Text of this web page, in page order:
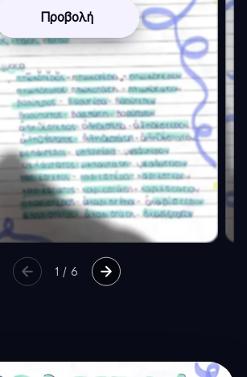
Προβολή
1 /6